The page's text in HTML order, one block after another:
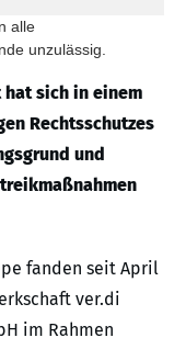
alle
unzulässig.
sich in einem
Rechtsschutzes
und
fanden seit April
ver.di
im Rahmen